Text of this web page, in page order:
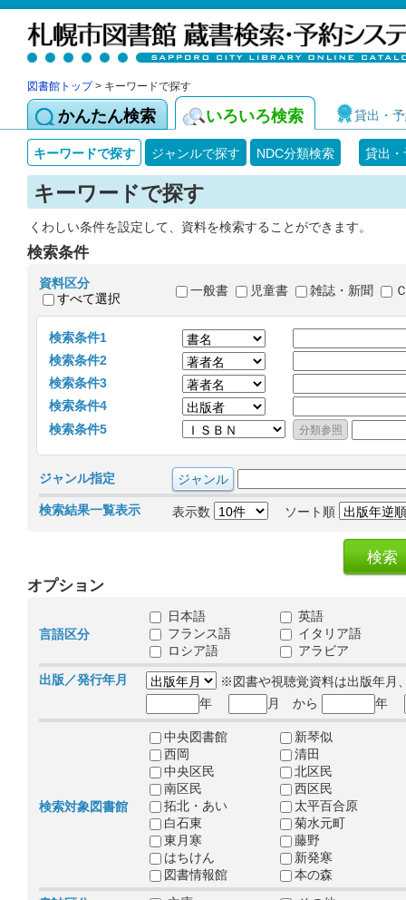
図書館トップ> キーワードで探す
かんたん検索 いろいろ検索 貸出・
キーワードで探す ジャンルで探す NDC分類検索 貸出
キーワードで探す
くわしい条件を設定して、資料を検索することができます。
検索条件
資料区分
すべて選択
一般書 児童書 雑誌・新聞
検索条件1
検索条件2
検索条件3
検索条件4
検索条件5
ジャンル指定
検索結果一覧表示 表示数 ソート順
オプション
言語区分
日本語
英語
フランス語
イタリア語
ロシア語
アラビア
出版／発行年月
※図書や視聴覚資料は出版年月
年
月 から 年
検索対象図書館
中央図書館
新琴似
西岡
清田
中央区民
北区民
南区民
西区民
拓北・あい
太平百合原
白石東
菊水元町
東月寒
藤野
はちけん
新発寒
図書情報館
本の森